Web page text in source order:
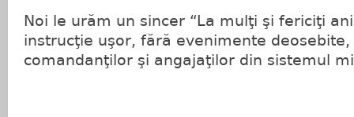
Noi le urăm un sincer “La mulţi şi fericiţi
instrucţie uşor, fără evenimente
comandanţilor şi angajaţilor din sistemul